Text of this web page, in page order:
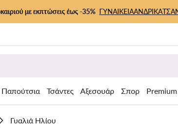
με εκπτώσεις έως -35% ΓΥΝΑΙΚΕΙΑΑΝΔΡΙΚΑ
Παπούτσια Τσάντες Αξεσουάρ Σπορ Premium
Γυαλιά Ηλίου